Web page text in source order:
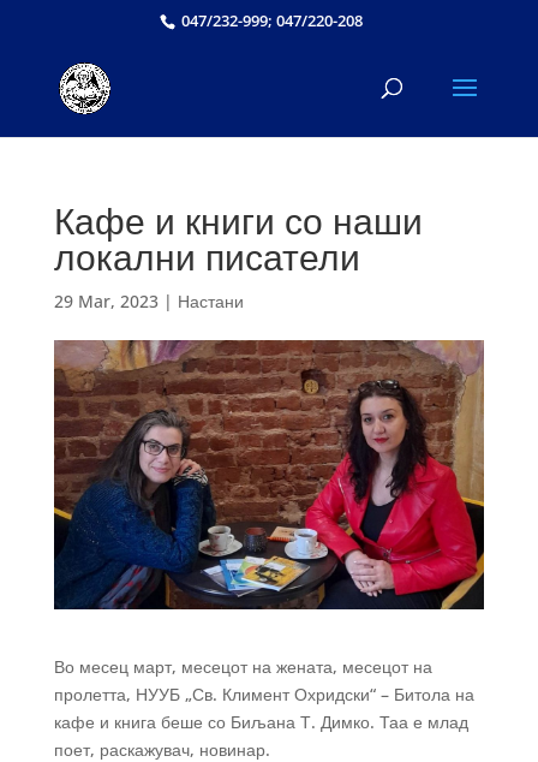
047/232-999; 047/220-208
Кафе и книги со наши
локални писатели
29 Mar, 2023| Настани
Во месец март, месецот на жената, месецот на
пролетта, НУУБ „Св. Климент Охридски“ – Битола на
кафе и книга беше со Биљана Т. Димко. Таа е млад
поет, раскажувач, новинар.